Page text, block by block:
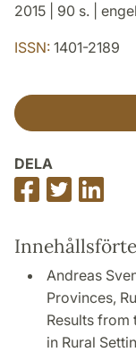
2015 | 90 s. |
ISSN: 1401-2189
DELA
Dela
på
Dela
på
på
Andreas
Provinces,
Results
in Rural